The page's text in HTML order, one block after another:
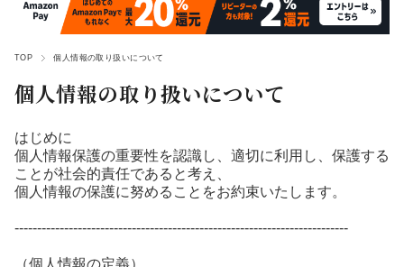
TOP 個人情報の取り扱いについて
個人情報の取り扱いについて
はじめに
個人情報保護の重要性を認識し、適切に利用し、保護する
ことが社会的責任であると考え、
個人情報の保護に努めることをお約束いたします。
--------------------------------------------------------------------------